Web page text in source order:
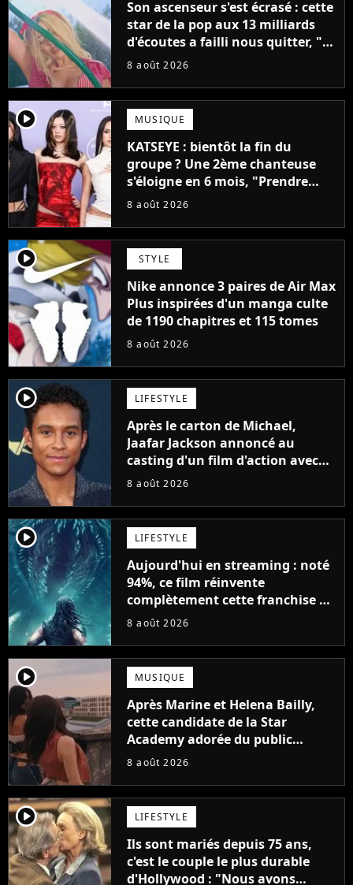
Son ascenseur s'est écrasé : cette
star de la pop aux 13 milliards
d'écoutes a failli nous quitter, "Je
pensais ne plus jamais chanter"
8 août 2026
player2 MUSIQUE
KATSEYE : bientôt la fin du
groupe ? Une 2ème chanteuse
s'éloigne en 6 mois, "Prendre
cette décision n’a pas été facile"
8 août 2026
player2 STYLE
Nike annonce 3 paires de Air Max
Plus inspirées d'un manga culte
de 1190 chapitres et 115 tomes
8 août 2026
player2 LIFESTYLE
Après le carton de Michael,
Jaafar Jackson annoncé au
casting d'un film d'action avec
Will Smith
8 août 2026
player2 LIFESTYLE
Aujourd'hui en streaming : noté
94%, ce film réinvente
complètement cette franchise de
science-fiction vieille de 40 ans
8 août 2026
player2 MUSIQUE
Après Marine et Helena Bailly,
cette candidate de la Star
Academy adorée du public
annonce son premier album,
8 août 2026
player2 LIFESTYLE
Ils sont mariés depuis 75 ans,
c'est le couple le plus durable
d'Hollywood : "Nous avons